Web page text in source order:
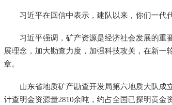
习近平在回信中表示，建队以来，你们一代代
习近平强调，矿产资源是经济社会发展的重要
展理念，加大勘查力度，加强科技攻关，在新
章。
山东省地质矿产勘查开发局第六地质大队成立
计查明金资源量2810余吨，约占全国已探明黄金